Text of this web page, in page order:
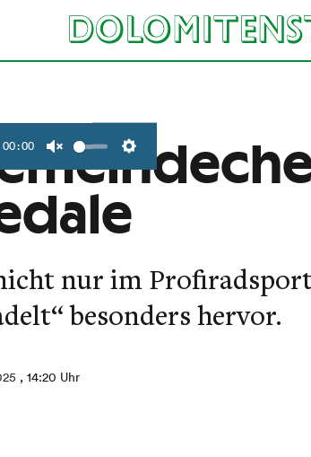
00:00
Settings
nur im
besonders hervor.
, 14:20 Uhr